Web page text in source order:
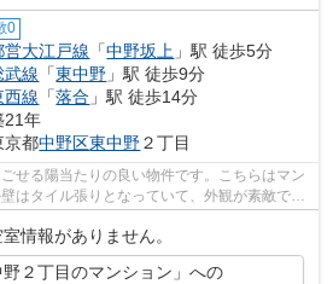
0
営大江戸線 「中野坂上 」駅 徒歩5分
武線 「東中野 」駅 徒歩9分
西線 「落合 」駅 徒歩14分
21年
京都中野区東中野２丁目
せる陽当たりの良い物件です。こちらはマン
はタイル張りとなっていて、外観が素敵で
情報がありません。
野２丁目のマンション」への